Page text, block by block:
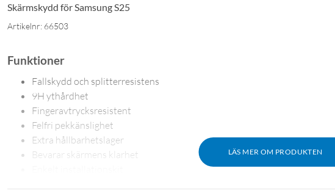
Skärmskydd för Samsung S25
Artikelnr: 66503
LÄS MER OM PRODUKTEN
Funktioner
Fallskydd och splitterresistens
9H ythårdhet
Fingeravtrycksresistent
Felfri pekkänslighet
Extra hållbarhetslager
Bevarar skärmens klarhet